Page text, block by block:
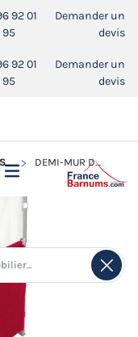
92 01
95
Demander un
devis
92 01
95
Demander un
devis
DEMI-MUR DE 2M EN PVC 580GR/M²